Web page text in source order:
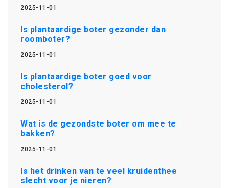
2025-11-01
Is plantaardige boter gezonder dan
roomboter?
2025-11-01
Is plantaardige boter goed voor
cholesterol?
2025-11-01
Wat is de gezondste boter om mee te
bakken?
2025-11-01
Is het drinken van te veel kruidenthee
slecht voor je nieren?